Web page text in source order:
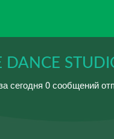
DANCE
сегодня 0 сообщений